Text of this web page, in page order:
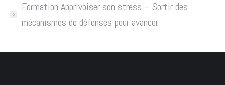
Formation Apprivoiser son stress – Sortir des
mécanismes de défenses pour avancer